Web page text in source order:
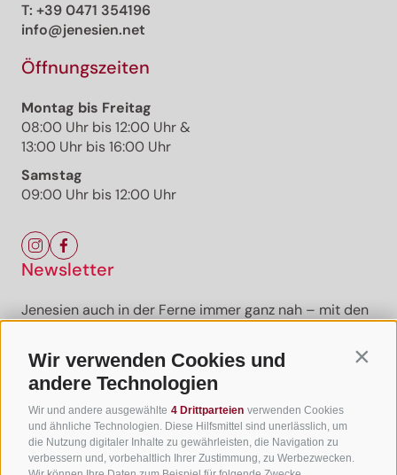
Wir verwenden Cookies und
andere Technologien
Wir und andere ausgewählte 4 Drittparteien verwenden Cookies
und ähnliche Technologien. Diese Hilfsmittel sind unerlässlich, um
die Nutzung digitaler Inhalte zu gewährleisten, die Navigation zu
verbessern und, vorbehaltlich Ihrer Zustimmung, zu Werbezwecken.
T: +39 0471 354196
info@jenesien.net
Öffnungszeiten
Montag bis Freitag
08:00 Uhr bis 12:00 Uhr &
13:00 Uhr bis 16:00 Uhr
Samstag
09:00 Uhr bis 12:00 Uhr
Newsletter
Jenesien auch in der Ferne immer ganz nah – mit den
Ferienregion.
Newsletter anmelden